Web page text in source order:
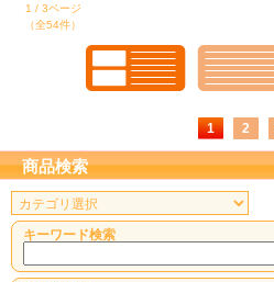
1 / 3ページ
（全54件）
1 2
商品検索
キーワード検索